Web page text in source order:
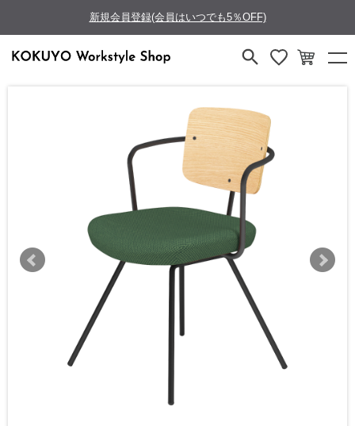
新規会員登録(会員はいつでも5％OFF)